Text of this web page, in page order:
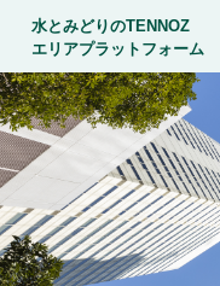
水とみどりのTENNOZ
エリアプラットフォーム